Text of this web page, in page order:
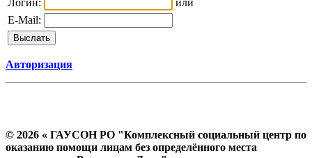
E-Mail:
Авторизация
© 2026 « ГАУСОН РО "Комплексный социальный центр по
оказанию помощи лицам без определённого места